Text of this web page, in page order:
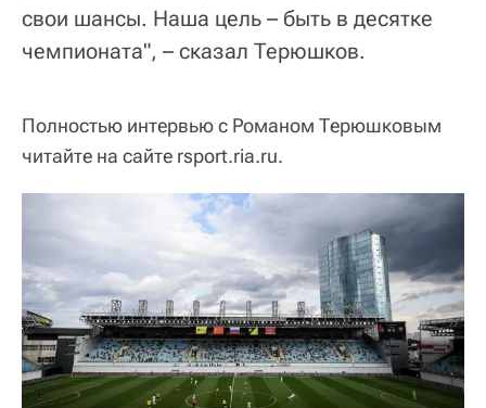
свои шансы. Наша цель – быть в десятке
чемпионата", – сказал Терюшков.
Полностью интервью с Романом Терюшковым
читайте на сайте rsport.ria.ru.